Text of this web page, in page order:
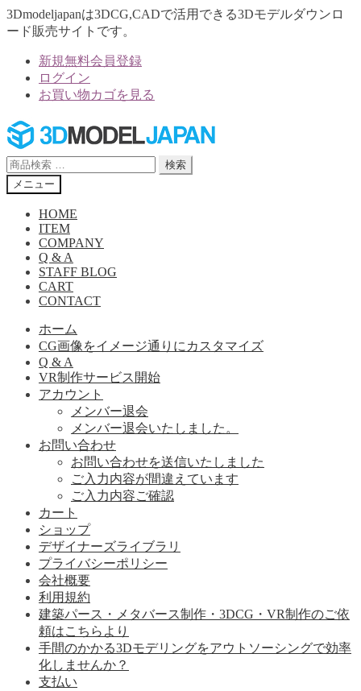
3Dmodeljapanは3DCG,CADで活用できる3Dモデルダウンロ
ード販売サイトです。
新規無料会員登録
ログイン
お買い物カゴを見る
ナ
ビ
ゲ
ー
シ
コ
ン
テ
ン
ツ
検
索
対
検索
メニュー
HOME
ITEM
COMPANY
Q & A
STAFF BLOG
CART
CONTACT
ホーム
CG画像をイメージ通りにカスタマイズ
Q & A
VR制作サービス開始
アカウント
メンバー退会
メンバー退会いたしました。
お問い合わせ
お問い合わせを送信いたしました
ご入力内容が間違えています
ご入力内容ご確認
カート
ショップ
デザイナーズライブラリ
プライバシーポリシー
会社概要
利用規約
建築パース・メタバース制作・3DCG・VR制作のご依
頼はこちらより
手間のかかる3Dモデリングをアウトソーシングで効率
化しませんか？
支払い